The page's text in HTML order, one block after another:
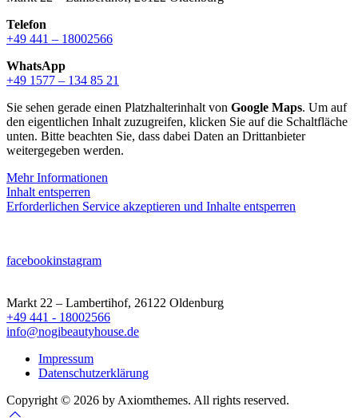
Telefon
+49 441 – 18002566
WhatsApp
+49 1577 – 134 85 21
Sie sehen gerade einen Platzhalterinhalt von Google Maps. Um auf
den eigentlichen Inhalt zuzugreifen, klicken Sie auf die Schaltfläche
unten. Bitte beachten Sie, dass dabei Daten an Drittanbieter
weitergegeben werden.
Mehr Informationen
Inhalt entsperren
Erforderlichen Service akzeptieren und Inhalte entsperren
facebookinstagram
Markt 22 – Lambertihof, 26122 Oldenburg
+49 441 - 18002566
info@nogibeautyhouse.de
Impressum
Datenschutzerklärung
Copyright © 2026 by Axiomthemes. All rights reserved.